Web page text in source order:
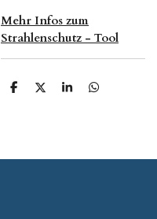
Mehr Infos zum
Strahlenschutz - Tool
T
T
T
T